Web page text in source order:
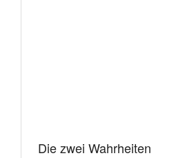
Die zwei Wahrheiten